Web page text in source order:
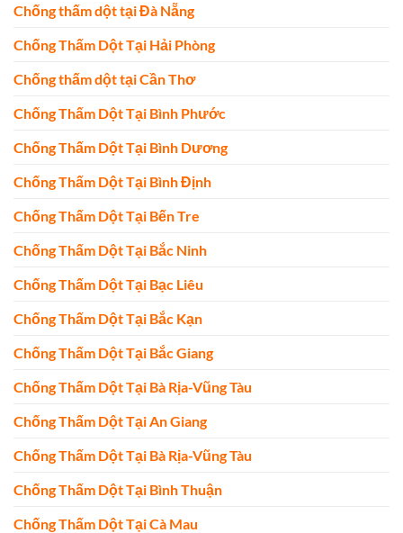
Chống thấm dột tại Đà Nẵng
Chống Thấm Dột Tại Hải Phòng
Chống thấm dột tại Cần Thơ
Chống Thấm Dột Tại Bình Phước
Chống Thấm Dột Tại Bình Dương
Chống Thấm Dột Tại Bình Định
Chống Thấm Dột Tại Bến Tre
Chống Thấm Dột Tại Bắc Ninh
Chống Thấm Dột Tại Bạc Liêu
Chống Thấm Dột Tại Bắc Kạn
Chống Thấm Dột Tại Bắc Giang
Chống Thấm Dột Tại Bà Rịa-Vũng Tàu
Chống Thấm Dột Tại An Giang
Chống Thấm Dột Tại Bà Rịa-Vũng Tàu
Chống Thấm Dột Tại Bình Thuận
Chống Thấm Dột Tại Cà Mau